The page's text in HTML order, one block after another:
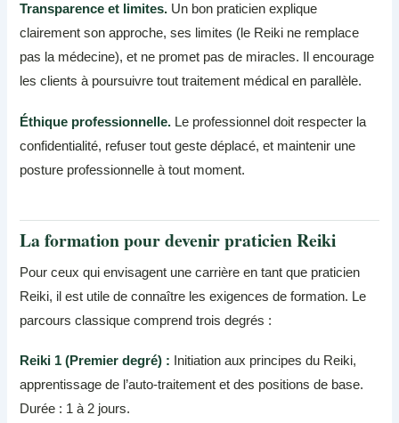
Transparence et limites. Un bon praticien explique
clairement son approche, ses limites (le Reiki ne remplace
pas la médecine), et ne promet pas de miracles. Il encourage
les clients à poursuivre tout traitement médical en parallèle.
Éthique professionnelle. Le professionnel doit respecter la
confidentialité, refuser tout geste déplacé, et maintenir une
posture professionnelle à tout moment.
La formation pour devenir praticien Reiki
Pour ceux qui envisagent une carrière en tant que praticien
Reiki, il est utile de connaître les exigences de formation. Le
parcours classique comprend trois degrés :
Reiki 1 (Premier degré) : Initiation aux principes du Reiki,
apprentissage de l’auto-traitement et des positions de base.
Durée : 1 à 2 jours.